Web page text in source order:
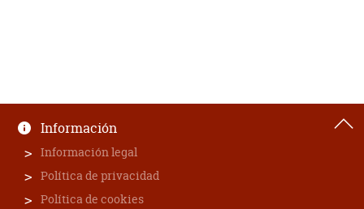
Información
Información legal
Política de privacidad
Política de cookies